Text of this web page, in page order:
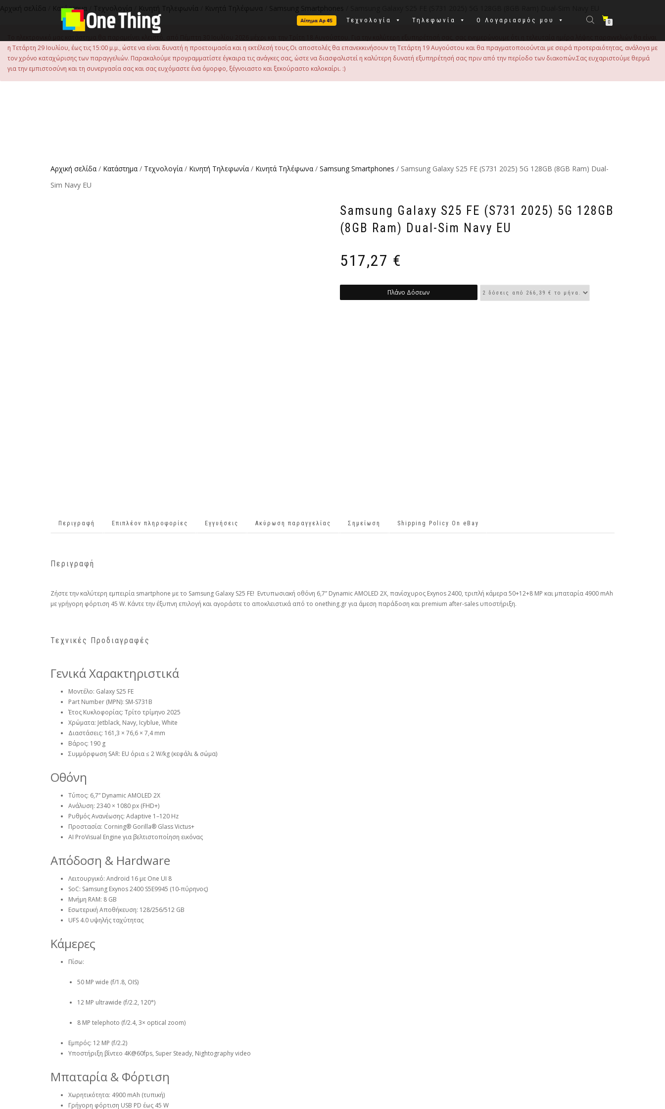
περιεχόμενο
Τεχνολογία Τηλεφωνία Ο Λογαριασμός μου 0
Αρχική σελίδα Κατάστημα Τεχνολογία Κινητή Τηλεφωνία Κινητά Τηλέφωνα Samsung Smartphones
η Τετάρτη 29 Ιουλίου, έως τις 15:00 μ.μ., ώστε να είναι δυνατή η προετοιμασία και η εκτέλεσή τους.Οι αποστολές θα επανεκκινήσουν τη Τετάρτη 19 Αυγούστου και θα πραγματοποιούνται με σειρά προτεραιότητας, ανάλογα με
τον χρόνο καταχώρισης των παραγγελιών. Παρακαλούμε προγραμματίστε έγκαιρα τις ανάγκες σας, ώστε να διασφαλιστεί η καλύτερη δυνατή εξυπηρέτησή σας πριν από την περίοδο των διακοπών.Σας ευχαριστούμε θερμά
για την εμπιστοσύνη και τη συνεργασία σας και σας ευχόμαστε ένα όμορφο, ξέγνοιαστο και ξεκούραστο καλοκαίρι. :)
Αρχική σελίδα / Κατάστημα / Τεχνολογία / Κινητή Τηλεφωνία / Κινητά Τηλέφωνα / Samsung Smartphones / Samsung Galaxy S25 FE (S731 2025) 5G 128GB (8GB Ram) Dual-
Sim Navy EU
Samsung Galaxy S25 FE (S731 2025) 5G 128GB
(8GB Ram) Dual-Sim Navy EU
517,27 €
Πλάνο Δόσεων
Περιγραφή Επιπλέον πληροφορίες Εγγυήσεις Ακύρωση παραγγελίας Σημείωση Shipping Policy On eBay
Περιγραφή
Ζήστε την καλύτερη εμπειρία smartphone με το Samsung Galaxy S25 FE! Εντυπωσιακή οθόνη 6,7” Dynamic AMOLED 2X, πανίσχυρος Exynos 2400, τριπλή κάμερα 50+12+8 MP και μπαταρία 4900 mAh
με γρήγορη φόρτιση 45 W. Κάντε την έξυπνη επιλογή και αγοράστε το αποκλειστικά από το onething.gr για άμεση παράδοση και premium after-sales υποστήριξη.
Τεχνικές Προδιαγραφές
Γενικά Χαρακτηριστικά
Μοντέλο: Galaxy S25 FE
Part Number (MPN): SM-S731B
Έτος Κυκλοφορίας: Τρίτο τρίμηνο 2025
Χρώματα: Jetblack, Navy, Icyblue, White
Διαστάσεις: 161,3 × 76,6 × 7,4 mm
Βάρος: 190 g
Συμμόρφωση SAR: EU όρια ≤ 2 W/kg (κεφάλι & σώμα)
Οθόνη
Τύπος: 6,7” Dynamic AMOLED 2X
Ανάλυση: 2340 × 1080 px (FHD+)
Ρυθμός Ανανέωσης: Adaptive 1–120 Hz
Προστασία: Corning® Gorilla® Glass Victus+
AI ProVisual Engine για βελτιστοποίηση εικόνας
Απόδοση & Hardware
Λειτουργικό: Android 16 με One UI 8
SoC: Samsung Exynos 2400 S5E9945 (10-πύρηνος)
Μνήμη RAM: 8 GB
Εσωτερική Αποθήκευση: 128/256/512 GB
UFS 4.0 υψηλής ταχύτητας
Κάμερες
Πίσω:
50 MP wide (f/1.8, OIS)
12 MP ultrawide (f/2.2, 120°)
8 MP telephoto (f/2.4, 3× optical zoom)
Εμπρός: 12 MP (f/2.2)
Υποστήριξη βίντεο 4K@60fps, Super Steady, Nightography video
Μπαταρία & Φόρτιση
Χωρητικότητα: 4900 mAh (τυπική)
Γρήγορη φόρτιση USB PD έως 45 W